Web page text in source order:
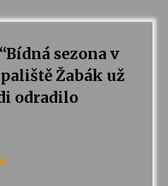
Michala Novenka v Klášteře
– Malovaný svět
Bídná sezona v
Žabák už
odradilo